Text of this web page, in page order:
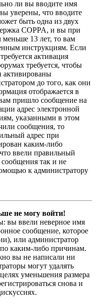
ли вы вводите имя
уверены, что вводите
быть одна из двух
COPPA, и вы при
меньше 13 лет, то вам
инструкциям. Если
активация
требуется, чтобы
активированы
до того, как они
отображается в
пришло сообщение на
адрес электронной
указанными в этом
сообщения, то
адрес при
каким-либо
ввели правильный
так и не
к администратору
не могу войти!
вы ввели неверное имя
сообщение, которое
или администратор
каким-либо причинам.
вы не написали ни
могут удалять
уменьшения размера
снова и